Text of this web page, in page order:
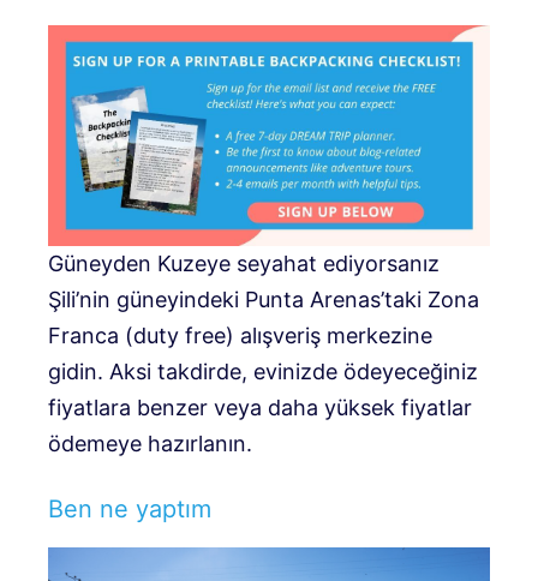
Güneyden Kuzeye seyahat ediyorsanız
Şili’nin güneyindeki Punta Arenas’taki Zona
Franca (duty free) alışveriş merkezine
gidin. Aksi takdirde, evinizde ödeyeceğiniz
fiyatlara benzer veya daha yüksek fiyatlar
ödemeye hazırlanın.
Ben ne yaptım